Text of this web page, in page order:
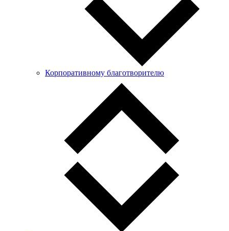
Корпоративному благотворителю